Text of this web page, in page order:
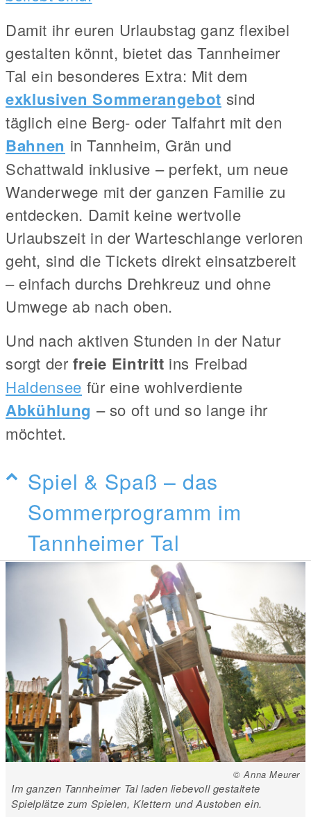
Damit ihr euren Urlaubstag ganz flexibel
gestalten könnt, bietet das Tannheimer
Tal ein besonderes Extra: Mit dem
exklusiven Sommerangebot sind
täglich eine Berg- oder Talfahrt mit den
Bahnen in Tannheim, Grän und
Schattwald inklusive – perfekt, um neue
Wanderwege mit der ganzen Familie zu
entdecken. Damit keine wertvolle
Urlaubszeit in der Warteschlange verloren
geht, sind die Tickets direkt einsatzbereit
– einfach durchs Drehkreuz und ohne
Umwege ab nach oben.
Und nach aktiven Stunden in der Natur
sorgt derfreie Eintritt ins Freibad
Haldensee für eine wohlverdiente
Abkühlung – so oft und so lange ihr
möchtet.
Spiel & Spaß – das
Sommerprogramm im
Tannheimer Tal
© Anna Meurer
Im ganzen Tannheimer Tal laden liebevoll gestaltete
Spielplätze zum Spielen, Klettern und Austoben ein.